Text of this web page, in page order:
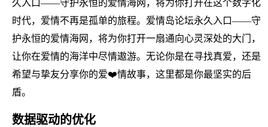
久入口——守护永恒的爱情海网，将为你打开在这个数字化
时代，爱情不再是孤单的旅程。爱情岛论坛永久入口——守
护永恒的爱情海网，将为你打开一扇通向心灵深处的大门，
让你在爱情的海洋中尽情遨游。无论你是在寻找真爱，还是
希望与挚友分享你的爱❤️情故事，这里都是你最坚实的后
盾。
数据驱动的优化